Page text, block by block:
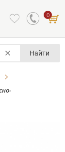
0
Найти
220